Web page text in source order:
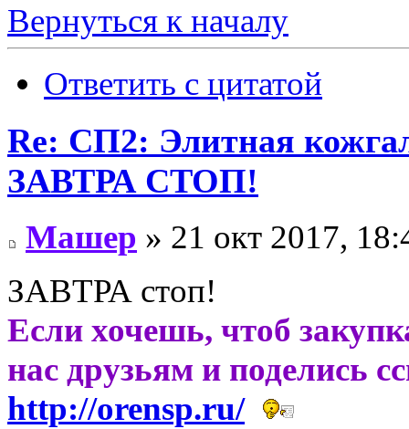
Вернуться к началу
Ответить с цитатой
Re: СП2: Элитная
ЗАВТРА СТОП!
Машер » 21 окт 2017,
ЗАВТРА стоп!
Если хочешь, чтоб
нас друзьям и поделись
http://orensp.ru/